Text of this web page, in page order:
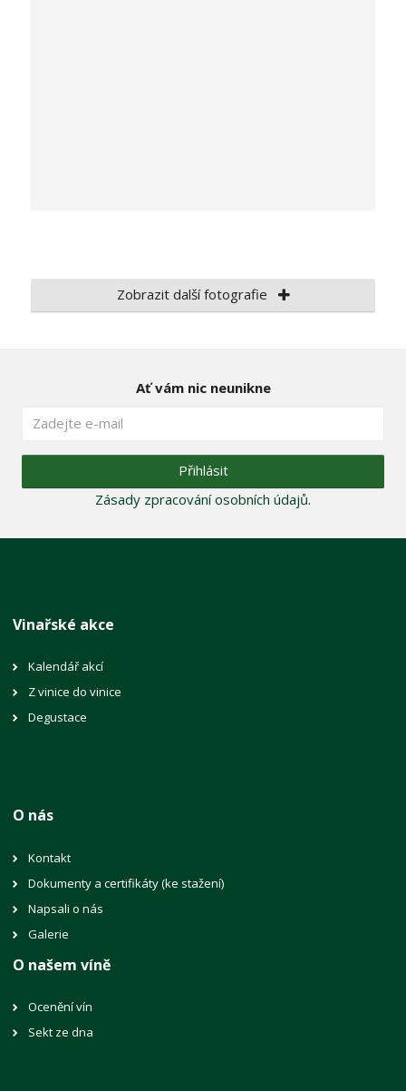
Zobrazit další fotografie
Ať vám nic neunikne
Přihlásit
Zásady zpracování osobních údajů.
Vinařské akce
Kalendář akcí
Z vinice do vinice
Degustace
O nás
Kontakt
Dokumenty a certifikáty (ke stažení)
Napsali o nás
Galerie
O našem víně
Ocenění vín
Sekt ze dna